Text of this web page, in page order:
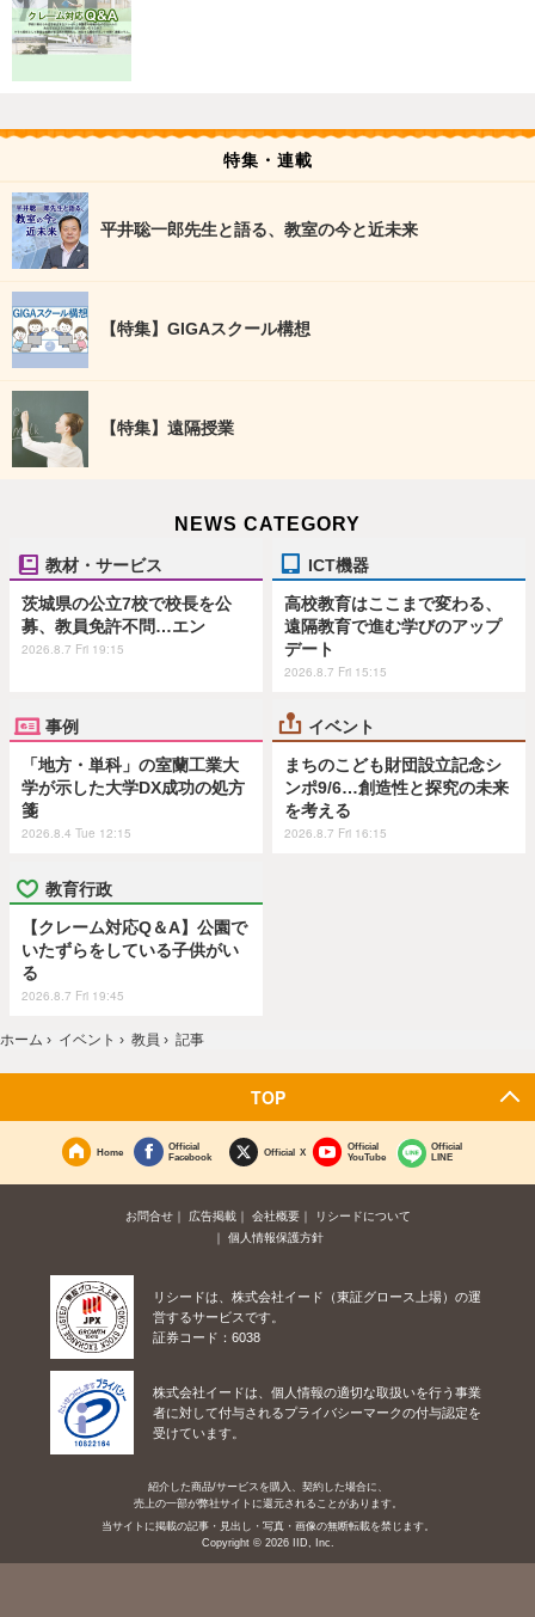
特集・連載
平井聡一郎先生と語る、教室の今と近未来
【特集】GIGAスクール構想
【特集】遠隔授業
NEWS CATEGORY
教材・サービス
茨城県の公立7校で校長を公
募、教員免許不問…エン
2026.8.7 Fri 19:15
ICT機器
高校教育はここまで変わる、
遠隔教育で進む学びのアップ
デート
2026.8.7 Fri 15:15
事例
「地方・単科」の室蘭工業大
学が示した大学DX成功の処方
箋
2026.8.4 Tue 12:15
イベント
まちのこども財団設立記念シ
ンポ9/6…創造性と探究の未来
を考える
2026.8.7 Fri 16:15
教育行政
【クレーム対応Q＆A】公園で
いたずらをしている子供がい
る
2026.8.7 Fri 19:45
ホーム › イベント › 教員 › 記事
TOP
Home
Official
Facebook
Official X
Official
YouTube
Official
LINE
お問合せ 広告掲載 会社概要
リシードについて
個人情報保護方針
リシードは、株式会社イード（東証グロース上場）の運
営するサービスです。
証券コード：6038
株式会社イードは、個人情報の適切な取扱いを行う事業
者に対して付与されるプライバシーマークの付与認定を
受けています。
紹介した商品/サービスを購入、契約した場合に、
売上の一部が弊社サイトに還元されることがあります。
当サイトに掲載の記事・見出し・写真・画像の無断転載を禁じます。
Copyright © 2026 IID, Inc.